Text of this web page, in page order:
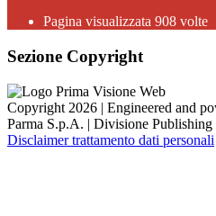
Pagina visualizzata 908 volte
Sezione Copyright
Copyright 2026 | Engineered and
Parma S.p.A. | Divisione
Disclaimer trattamento dati personali